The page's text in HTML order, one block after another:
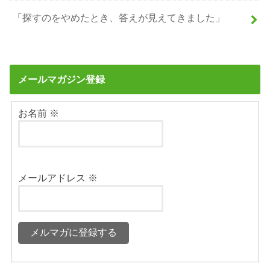
「探すのをやめたとき、答えが見えてきました」
メールマガジン登録
お名前 ※
メールアドレス ※